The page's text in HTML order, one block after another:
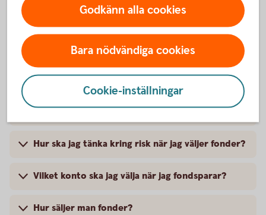
Frågor och svar om att
månadsspara i fonder
Hur öppnar jag ett månadssparande?
Vilka fonder ska jag välja?
Hur ska jag tänka kring risk när jag väljer fonder?
Vilket konto ska jag välja när jag fondsparar?
Hur säljer man fonder?
Godkänn alla cookies
Bara nödvändiga cookies
Cookie-inställningar